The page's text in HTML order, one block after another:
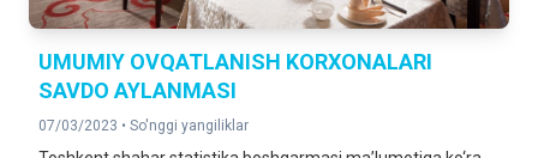
UMUMIY OVQATLANISH KORXONALARI
SAVDO AYLANMASI
07/03/2023 • So'nggi yangiliklar